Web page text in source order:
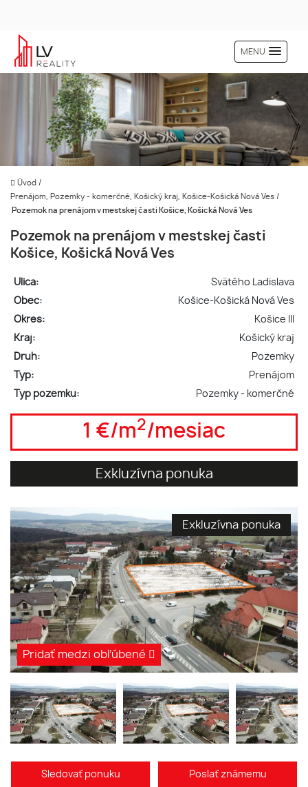
MENU
Úvod /
Prenájom, Pozemky - komerčné, Košický kraj, Košice-Košická Nová Ves /
Pozemok na prenájom v mestskej časti Košice, Košická Nová Ves
Pozemok na prenájom v mestskej časti
Košice, Košická Nová Ves
Ulica:
Svätého Ladislava
Obec:
Košice-Košická Nová Ves
Okres:
Košice III
Kraj:
Košický kraj
Druh:
Pozemky
Typ:
Prenájom
Typ pozemku:
Pozemky - komerčné
1 €/m2/mesiac
Exkluzívna ponuka
Exkluzívna ponuka
Pridať medzi obľúbené
Sledovať ponuku Poslať známemu